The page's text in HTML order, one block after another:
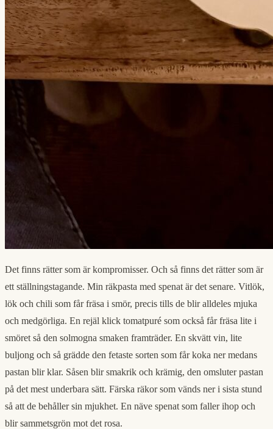
Det finns rätter som är kompromisser. Och så finns det rätter som är
ett ställningstagande. Min räkpasta med spenat är det senare. Vitlök,
lök och chili som får fräsa i smör, precis tills de blir alldeles mjuka
och medgörliga. En rejäl klick tomatpuré som också får fräsa lite i
smöret så den solmogna smaken framträder. En skvätt vin, lite
buljong och så grädde den fetaste sorten som får koka ner medans
pastan blir klar. Såsen blir smakrik och krämig, den omsluter pastan
på det mest underbara sätt. Färska räkor som vänds ner i sista stund
så att de behåller sin mjukhet. En näve spenat som faller ihop och
blir sammetsgrön mot det rosa.